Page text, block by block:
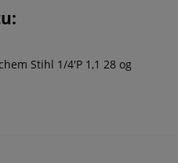
Stihl 1/4'P 1,1 28 og